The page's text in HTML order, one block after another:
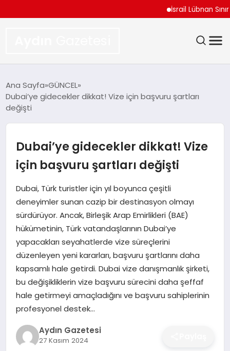
İsrail Lübnan Sınır
TEKNOLOJI
SIYASET
YAŞAM
MAGAZIN
SAĞLIK
EĞITIM
DÜNYA
Ana Sayfa GÜNCEL
Dubai’ye gidecekler dikkat! Vize için başvuru şartları
değişti
Dubai’ye gidecekler dikkat! Vize
için başvuru şartları değişti
Dubai, Türk turistler için yıl boyunca çeşitli
deneyimler sunan cazip bir destinasyon olmayı
sürdürüyor. Ancak, Birleşik Arap Emirlikleri (BAE)
hükümetinin, Türk vatandaşlarının Dubai’ye
yapacakları seyahatlerde vize süreçlerini
düzenleyen yeni kararları, başvuru şartlarını daha
kapsamlı hale getirdi. Dubai vize danışmanlık şirketi,
bu değişikliklerin vize başvuru sürecini daha şeffaf
hale getirmeyi amaçladığını ve başvuru sahiplerinin
profesyonel destek…
Aydın Gazetesi
27 Kasım 2024